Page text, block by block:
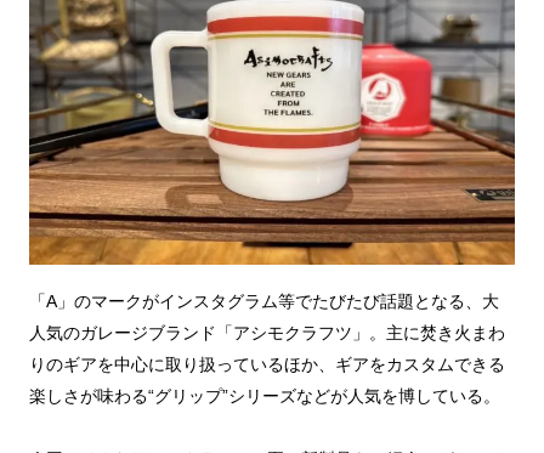
「A」のマークがインスタグラム等でたびたび話題となる、大
人気のガレージブランド「アシモクラフツ」。主に焚き火まわ
りのギアを中心に取り扱っているほか、ギアをカスタムできる
楽しさが味わる“グリップ”シリーズなどが人気を博している。